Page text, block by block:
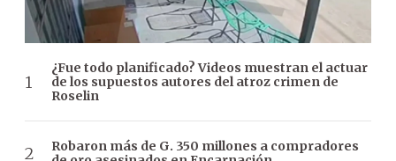
¿Fue todo planificado? Videos muestran el actuar
de los supuestos autores del atroz crimen de
Roselin
Robaron más de G. 350 millones a compradores